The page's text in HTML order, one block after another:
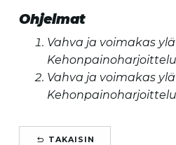
Ohjelmat
Vahva ja voimakas
Vahva ja voimakas
TAKAISIN